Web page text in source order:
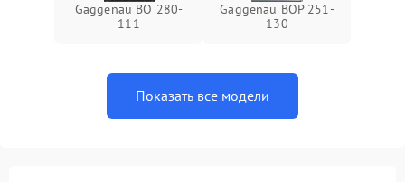
Gaggenau BO 280-
111
Gaggenau BOP 251-
130
Показать все модели